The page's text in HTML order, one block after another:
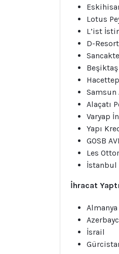
Lotus
L’ist
D-
Samsun
Alaçatı
Varyap
Yapı
GOSB
Les
İstanbul
İhracat
Almanya
İsrail